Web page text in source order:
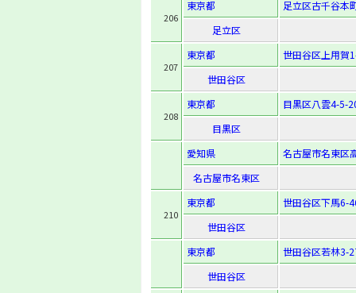
206
東京都
足立区古千谷本
足立区
207
東京都
世田谷区上用賀
世田谷区
208
東京都
目黒区八雲4-5-
目黒区
愛知県
名古屋市名東区
名古屋市名東区
210
東京都
世田谷区下馬6-
世田谷区
東京都
世田谷区若林3-
世田谷区